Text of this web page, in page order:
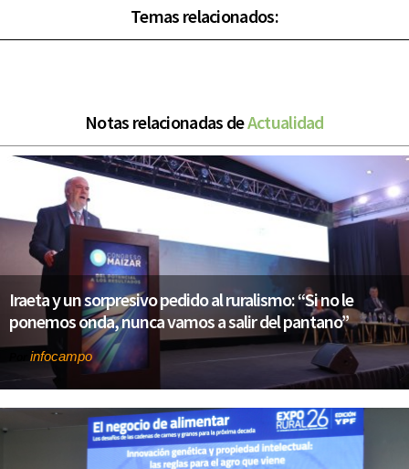
Temas relacionados:
Notas relacionadas deActualidad
Iraeta y un sorpresivo pedido al ruralismo: “Si no le
ponemos onda, nunca vamos a salir del pantano”
infocampo